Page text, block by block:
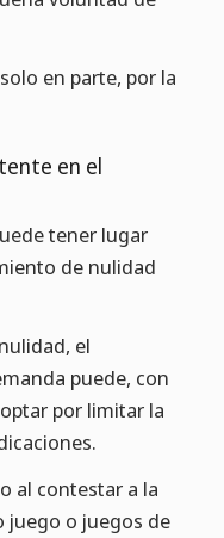
en parte, por la
en el
tener lugar
de nulidad
el
puede, con
por limitar la
al contestar a la
juego o juegos de